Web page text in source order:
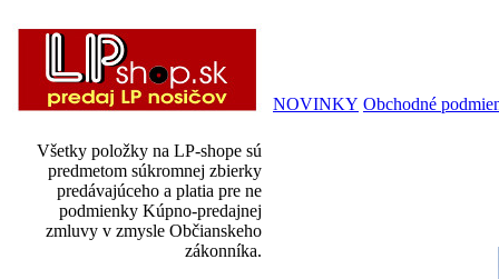
Všetky položky na LP-shope sú
predmetom súkromnej zbierky
predávajúceho a platia pre ne
podmienky Kúpno-predajnej
zmluvy v zmysle Občianskeho
zákonníka.
NOVINKY Obchodné